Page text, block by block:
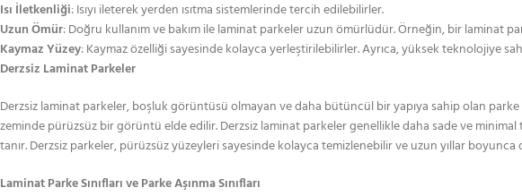
Isı İletkenliği: Isıyı ileterek yerden ısıtma sistemlerinde tercih edilebilirler.
Uzun Ömür: Doğru kullanım ve bakım ile laminat parkeler uzun ömürlüdür. Örneğin, bir laminat
Kaymaz Yüzey: Kaymaz özelliği sayesinde kolayca yerleştirilebilirler. Ayrıca, yüksek teknolojiye
Derzsiz Laminat Parkeler
Derzsiz laminat parkeler, boşluk görüntüsü olmayan ve daha bütüncül bir yapıya sahip olan
zeminde pürüzsüz bir görüntü elde edilir. Derzsiz laminat parkeler genellikle daha sade ve
tanır. Derzsiz parkeler, pürüzsüz yüzeyleri sayesinde kolayca temizlenebilir ve uzun yıllar boyunca
Laminat Parke Sınıfları ve Parke Aşınma Sınıfları